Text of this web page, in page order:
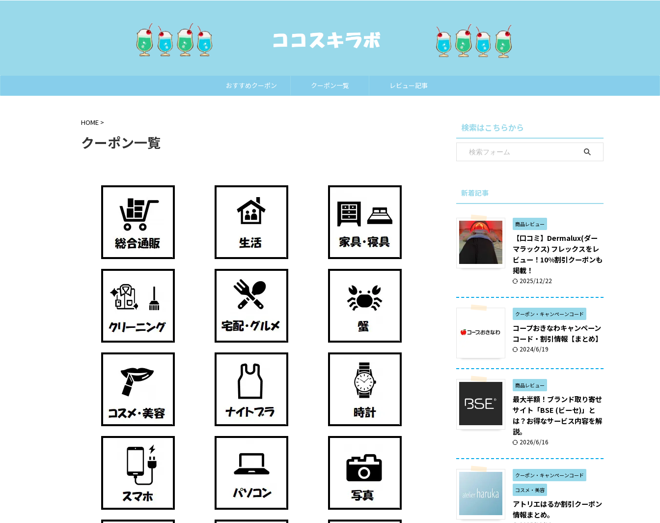
おすすめクーポン クーポン一覧 レビュー記事
HOME >
クーポン一覧
検索はこちらから
新着記事
商品レビュー
【口コミ】Dermalux(ダー
マラックス) フレックスをレ
ビュー！10%割引クーポンも
掲載！
2025/12/22
クーポン・キャンペーンコード
コープおきなわキャンペーン
コード・割引情報【まとめ】
2024/6/19
商品レビュー
最大半額！ブランド取り寄せ
サイト「BSE (ビーセ)」と
は？お得なサービス内容を解
説。
2026/6/16
クーポン・キャンペーンコード
コスメ・美容
アトリエはるか割引クーポン
情報まとめ。